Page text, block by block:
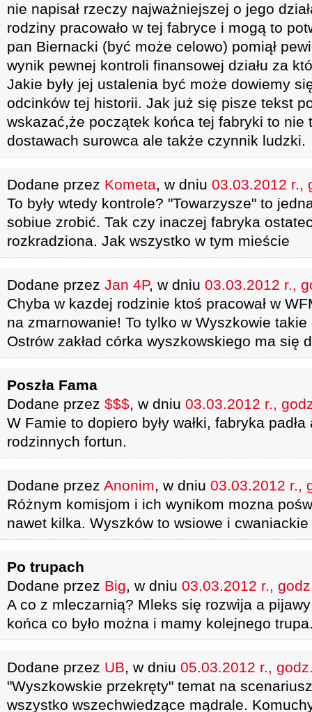
nie napisał rzeczy najważniejszej o jego
rodziny pracowało w tej fabryce i mogą to
pan Biernacki (być może celowo) pomiął
wynik pewnej kontroli finansowej działu za
Jakie były jej ustalenia być może dowiemy
odcinków tej historii. Jak już się pisze tekst
wskazać,że początek końca tej fabryki to nie
dostawach surowca ale także czynnik ludzki.
Dodane przez Kometa, w dniu 03.03.2012 r.,
To były wtedy kontrole? "Towarzysze" to
sobiue zrobić. Tak czy inaczej fabryka
rozkradziona. Jak wszystko w tym mieście
Dodane przez Jan 4P, w dniu 03.03.2012 r.,
Chyba w kazdej rodzinie ktoś pracował w
na zmarnowanie! To tylko w Wyszkowie
Ostrów zakład córka wyszkowskiego ma się
Poszła Fama
Dodane przez $$$, w dniu 03.03.2012 r.,
W Famie to dopiero były wałki, fabryka
rodzinnych fortun.
Dodane przez Anonim, w dniu 03.03.2012 r.,
Różnym komisjom i ich wynikom mozna
nawet kilka. Wyszków to wsiowe i
Po trupach
Dodane przez Big, w dniu 03.03.2012 r.,
A co z mleczarnią? Mleks się rozwija a
końca co było można i mamy kolejnego
Dodane przez UB, w dniu 05.03.2012 r.,
"Wyszkowskie przekręty" temat na
wszystko wszechwiedzące mądrale.